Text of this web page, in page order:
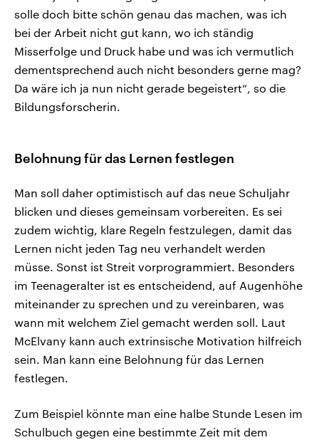
solle doch bitte schön genau das machen, was ich
bei der Arbeit nicht gut kann, wo ich ständig
Misserfolge und Druck habe und was ich vermutlich
dementsprechend auch nicht besonders gerne mag?
Da wäre ich ja nun nicht gerade begeistert“, so die
Bildungsforscherin.
Belohnung für das Lernen festlegen
Man soll daher optimistisch auf das neue Schuljahr
blicken und dieses gemeinsam vorbereiten. Es sei
zudem wichtig, klare Regeln festzulegen, damit das
Lernen nicht jeden Tag neu verhandelt werden
müsse. Sonst ist Streit vorprogrammiert. Besonders
im Teenageralter ist es entscheidend, auf Augenhöhe
miteinander zu sprechen und zu vereinbaren, was
wann mit welchem Ziel gemacht werden soll. Laut
McElvany kann auch extrinsische Motivation hilfreich
sein. Man kann eine Belohnung für das Lernen
festlegen.
Zum Beispiel könnte man eine halbe Stunde Lesen im
Schulbuch gegen eine bestimmte Zeit mit dem